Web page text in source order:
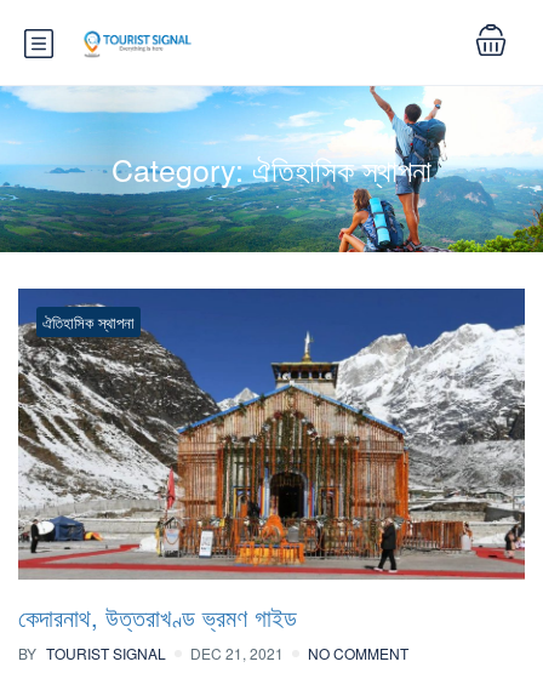
Category:ঐতিহাসিক স্থাপনা
ঐতিহাসিক স্থাপনা
কেদারনাথ, উত্তরাখণ্ড ভ্রমণ গাইড
BY TOURIST SIGNAL DEC 21, 2021 NO COMMENT